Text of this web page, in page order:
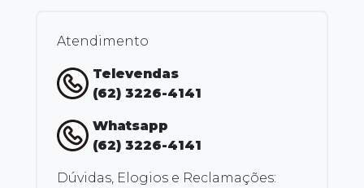
Atendimento
Televendas
(62) 3226-4141
Whatsapp
(62) 3226-4141
Dúvidas, Elogios e Reclamações: